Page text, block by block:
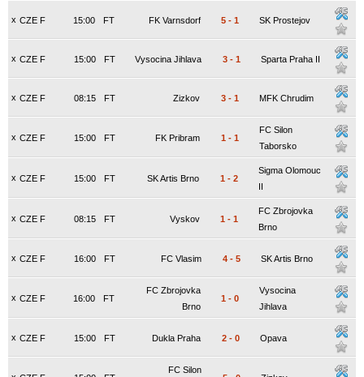
x CZE F FT
15:00 FK Varnsdorf 5 - 1 SK Prostejov
x CZE F FT
15:00 Vysocina Jihlava 3 - 1 Sparta Praha II
x CZE F FT
08:15 Zizkov 3 - 1 MFK Chrudim
x CZE F FT
15:00 FK Pribram 1 - 1
FC Silon
Taborsko
x CZE F FT
15:00 SK Artis Brno 1 - 2
Sigma Olomouc
II
x CZE F FT
08:15 Vyskov 1 - 1
FC Zbrojovka
Brno
x CZE F FT
16:00 FC Vlasim 4 - 5 SK Artis Brno
x CZE F FT
16:00
FC Zbrojovka
Brno
1 - 0
Vysocina
Jihlava
x CZE F FT
15:00 Dukla Praha 2 - 0 Opava
FC Silon